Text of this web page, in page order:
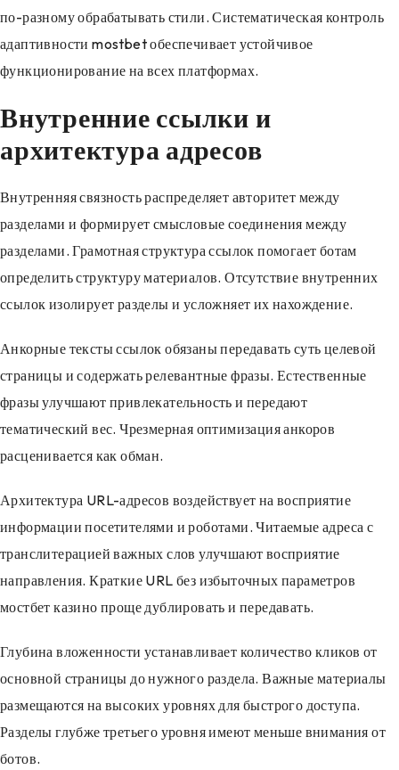
по-разному обрабатывать стили. Систематическая контроль
адаптивности mostbet обеспечивает устойчивое
функционирование на всех платформах.
Внутренние ссылки и
архитектура адресов
Внутренняя связность распределяет авторитет между
разделами и формирует смысловые соединения между
разделами. Грамотная структура ссылок помогает ботам
определить структуру материалов. Отсутствие внутренних
ссылок изолирует разделы и усложняет их нахождение.
Анкорные тексты ссылок обязаны передавать суть целевой
страницы и содержать релевантные фразы. Естественные
фразы улучшают привлекательность и передают
тематический вес. Чрезмерная оптимизация анкоров
расценивается как обман.
Архитектура URL-адресов воздействует на восприятие
информации посетителями и роботами. Читаемые адреса с
транслитерацией важных слов улучшают восприятие
направления. Краткие URL без избыточных параметров
мостбет казино проще дублировать и передавать.
Глубина вложенности устанавливает количество кликов от
основной страницы до нужного раздела. Важные материалы
размещаются на высоких уровнях для быстрого доступа.
Разделы глубже третьего уровня имеют меньше внимания от
ботов.